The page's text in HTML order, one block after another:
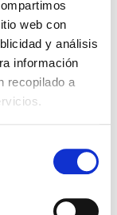
web con
y análisis
información
recopilado a
integrales
designers
tu proyecto